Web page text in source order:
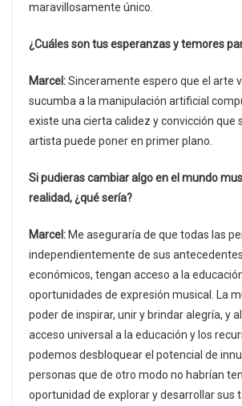
maravillosamente único.
¿Cuáles son tus esperanzas y temores
Marcel:Sinceramente espero que el arte
sucumba a la manipulación artificial
existe una cierta calidez y convicción que
artista puede poner en primer plano.
Si pudieras cambiar algo en el mundo
realidad, ¿qué sería?
Marcel: Me aseguraría de que todas las
independientemente de sus
económicos, tengan acceso a la
oportunidades de expresión musical. La
poder de inspirar, unir y brindar alegría, y
acceso universal a la educación y los
podemos desbloquear el potencial de
personas que de otro modo no habrían
oportunidad de explorar y desarrollar sus